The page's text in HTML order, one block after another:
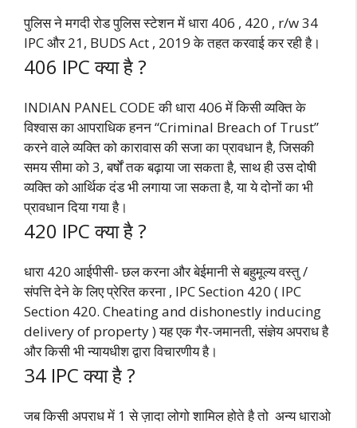
पुलिस ने मगदी रोड पुलिस स्टेशन में धारा 406 , 420 , r/w 34
IPC और 21, BUDS Act , 2019 के तहत करवाई कर रही है।
406 IPC क्या है ?
INDIAN PANEL CODE की धारा 406 में किसी व्यक्ति के
विश्वास का आपराधिक हनन “Criminal Breach of Trust”
करने वाले व्यक्ति को कारावास की सजा का प्रावधान है, जिसकी
समय सीमा को 3, बर्षों तक बढ़ाया जा सकता है, साथ ही उस दोषी
व्यक्ति को आर्थिक दंड भी लगाया जा सकता है, या ये दोनों का भी
प्रावधान दिया गया है।
420 IPC क्या है ?
धारा 420 आईपीसी- छल करना और बेईमानी से बहुमूल्य वस्तु /
संपत्ति देने के लिए प्रेरित करना , IPC Section 420 ( IPC
Section 420. Cheating and dishonestly inducing
delivery of property ) यह एक गैर-जमानती, संज्ञेय अपराध है
और किसी भी न्यायधीश द्वारा विचारणीय है।
34 IPC क्या है ?
जब किसी अपराध में 1 से ज़ादा लोगो शामिल होते है तो अन्य धाराओ